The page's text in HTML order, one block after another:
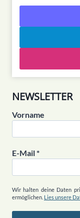
NEWSLETTER
Vorname
E-Mail*
Wir halten deine Daten
ermöglichen. Lies unsere